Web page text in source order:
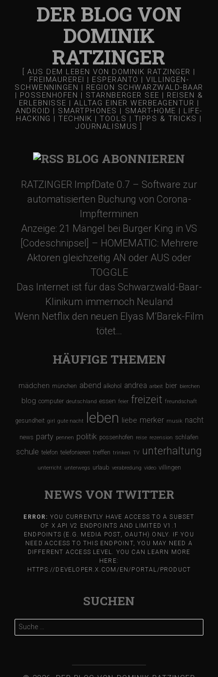
DER BLOG VON
DOMINIK
RATZINGER
[ AUS DEM LEBEN VON DOMINIK RATZINGER |
FREIMAUREREI | ESPERANTO | VILLINGEN-
SCHWENNINGEN | REGION SCHWARZWALD-BAAR
| POSSENHOFEN | STARNBERGER SEE | REISEN &
ERLEBNISSE | ALLTAG EINER WERBEAGENTUR |
ANDROID | SMARTPHONES | SMART-HOME | LIFE-
HACKING | TECHNIK | TOOLS | TIPPS & TRICKS |
JOURNALISMUS ]
BLOG ABONNIEREN
RATZINGER ImpfDate 0.7 – Software zur
automatisierten Buchung von Corona-
Impfterminen
Anzeige: 21 Mängel bei Burger King in VS
[Codeschnipsel] – HOMEMATIC: Mehrere
Aktoren gleichzeitig AN oder AUS oder
TOGGLE
Das Internet ist für das Schwarzwald-Baar-
Klinikum immernoch Neuland
Wenn Netflix den neuen Elyas M’Barek-Film
tötet…
HÄUFIGE THEMEN
mädchen münchen abend alkohol andrea arbeit bier bierchen
blog computer deutschland essen feier freizeit freundschaft
gesundheit girl gute nacht leben liebe merker musik nacht
news party pennen politik possenhofen reise rezension schlafen
schule telefon telefonieren treffen trinken TV unterhaltung
unterricht unterwegs urlaub verabredung video villingen
NEWS VON TWITTER
ERROR: YOU CURRENTLY HAVE ACCESS TO A SUBSET
OF X API V2 ENDPOINTS AND LIMITED V1.1
ENDPOINTS (E.G. MEDIA POST, OAUTH) ONLY. IF YOU
NEED ACCESS TO THIS ENDPOINT, YOU MAY NEED A
DIFFERENT ACCESS LEVEL. YOU CAN LEARN MORE
HERE:
HTTPS://DEVELOPER.X.COM/EN/PORTAL/PRODUCT
SUCHEN
nach: